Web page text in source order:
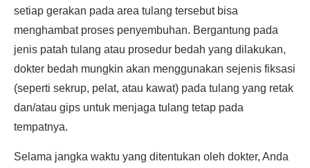
setiap gerakan pada area tulang tersebut bisa
menghambat proses penyembuhan. Bergantung pada
jenis patah tulang atau prosedur bedah yang dilakukan,
dokter bedah mungkin akan menggunakan sejenis fiksasi
(seperti sekrup, pelat, atau kawat) pada tulang yang retak
dan/atau gips untuk menjaga tulang tetap pada
tempatnya.
Selama jangka waktu yang ditentukan oleh dokter, Anda